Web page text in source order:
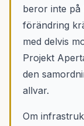
beror inte på
förändring
med delvis
Projekt
den
allvar.
Om